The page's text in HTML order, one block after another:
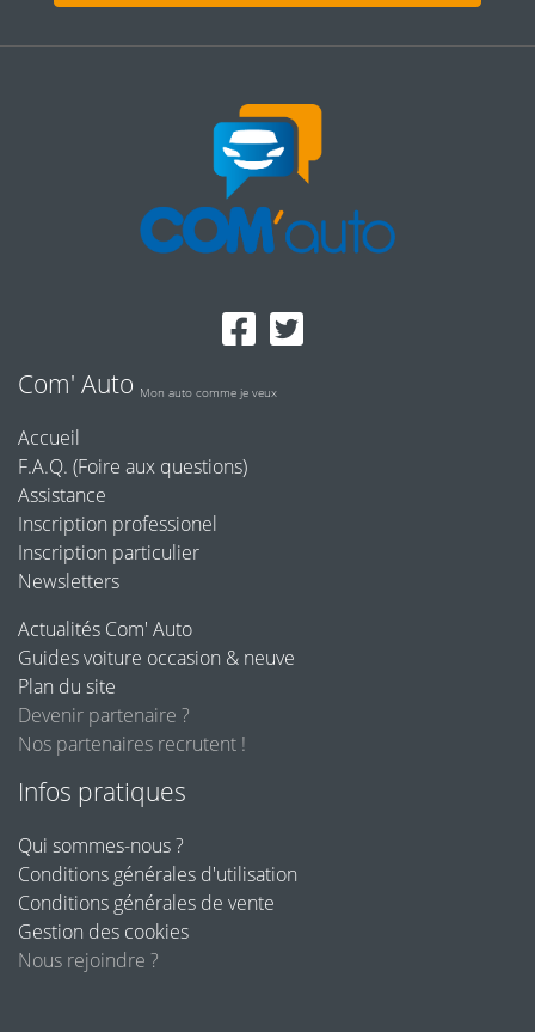
Com' Auto Mon auto comme je veux
Accueil
F.A.Q. (Foire aux questions)
Assistance
Inscription professionel
Inscription particulier
Newsletters
Actualités Com' Auto
Guides voiture occasion & neuve
Plan du site
Devenir partenaire ?
Nos partenaires recrutent !
Infos pratiques
Qui sommes-nous ?
Conditions générales d'utilisation
Conditions générales de vente
Gestion des cookies
Nous rejoindre ?